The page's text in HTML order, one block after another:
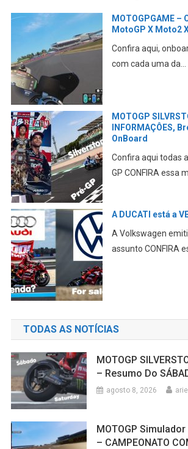
MOTOGPGAME –
MotoGP X Moto2
Confira aqui,
com cada uma da...
MOTOGP
INFORMAÇÔES,
OnBoard
Confira aqui todas
GP CONFIRA essa
A DUCATI está a
A Volkswagen
assunto CONFIRA
TODAS AS NOTÍCIAS
MOTOGP
– Resumo Do
agosto 8, 2026 ariel
MOTOGP
– CAMPEONATO